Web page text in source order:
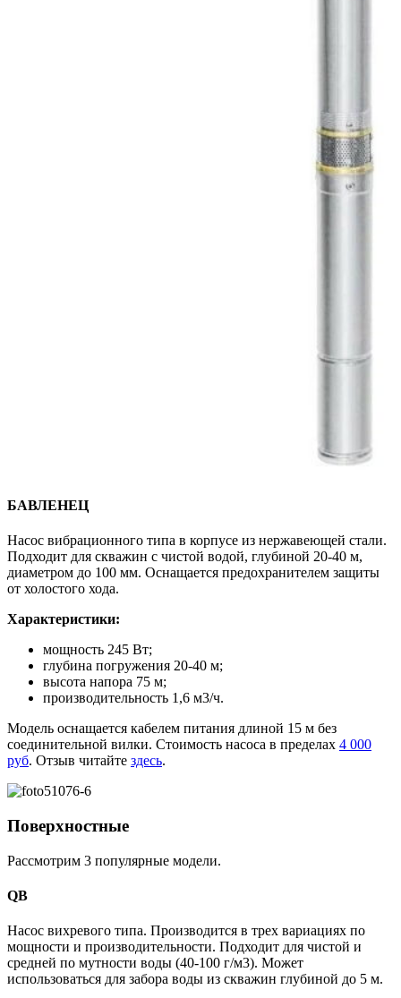
БАВЛЕНЕЦ
Насос вибрационного типа в корпусе из нержавеющей стали.
Подходит для скважин с чистой водой, глубиной 20-40 м,
диаметром до 100 мм. Оснащается предохранителем защиты
от холостого хода.
Характеристики:
мощность 245 Вт;
глубина погружения 20-40 м;
высота напора 75 м;
производительность 1,6 м3/ч.
Модель оснащается кабелем питания длиной 15 м без
соединительной вилки. Стоимость насоса в пределах 4 000
руб. Отзыв читайте здесь.
Поверхностные
Рассмотрим 3 популярные модели.
QB
Насос вихревого типа. Производится в трех вариациях по
мощности и производительности. Подходит для чистой и
средней по мутности воды (40-100 г/м3). Может
использоваться для забора воды из скважин глубиной до 5 м.